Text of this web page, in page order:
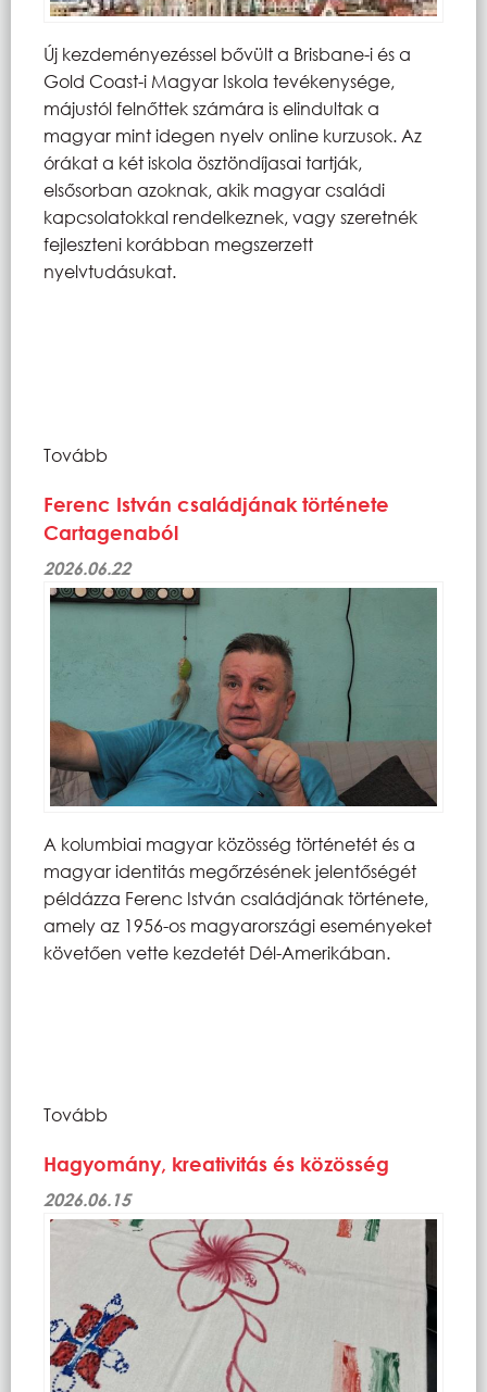
Új kezdeményezéssel bővült a Brisbane-i és a
Gold Coast-i Magyar Iskola tevékenysége,
májustól felnőttek számára is elindultak a
magyar mint idegen nyelv online kurzusok. Az
órákat a két iskola ösztöndíjasai tartják,
elsősorban azoknak, akik magyar családi
kapcsolatokkal rendelkeznek, vagy szeretnék
fejleszteni korábban megszerzett
nyelvtudásukat.
Tovább
Ferenc István családjának története
Cartagenaból
2026.06.22
A kolumbiai magyar közösség történetét és a
magyar identitás megőrzésének jelentőségét
példázza Ferenc István családjának története,
amely az 1956-os magyarországi eseményeket
követően vette kezdetét Dél-Amerikában.
Tovább
Hagyomány, kreativitás és közösség
2026.06.15